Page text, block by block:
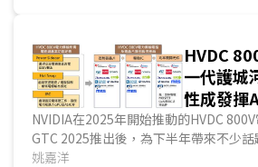
代電源轉換的重要材料...
HVDC
一代護
性成發揮
NVIDIA在2025年開始推動的HVDC
GTC 2025推出後，為下半年帶來不少
是，HVDC 800V在CUDA與NVLink後，
姚嘉洋